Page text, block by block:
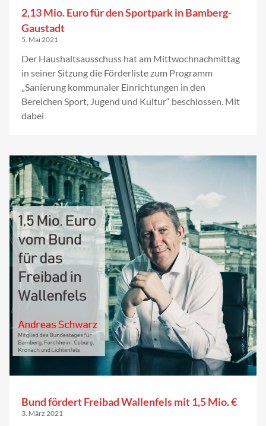
2,13 Mio. Euro für den Sportpark in Bamberg-
Gaustadt
5. Mai 2021
Der Haushaltsausschuss hat am Mittwochnachmittag
in seiner Sitzung die Förderliste zum Programm
„Sanierung kommunaler Einrichtungen in den
Bereichen Sport, Jugend und Kultur“ beschlossen. Mit
dabei
Bund fördert Freibad Wallenfels mit 1,5 Mio. €
3. März 2021